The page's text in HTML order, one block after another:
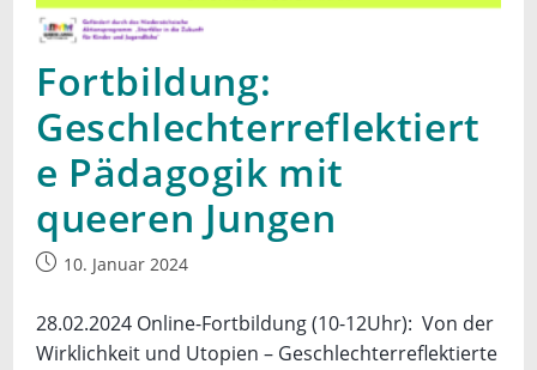
Fortbildung:
Geschlechterreflektiert
e Pädagogik mit
queeren Jungen
Beitrag10. Januar 2024
28.02.2024 Online-Fortbildung (10-12Uhr): Von der
Wirklichkeit und Utopien – Geschlechterreflektierte